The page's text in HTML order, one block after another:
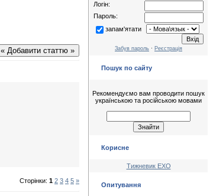
« Добавити статтю »
Сторінки: 1 2 3 4 5 »
Логін:
Пароль:
запам'ятати
Забув пароль · Реєстрація
Пошук по сайту
Рекомендуємо вам проводити пошук
українською та російською мовами
Корисне
Тижневик ЕХО
Опитування